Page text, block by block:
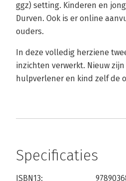
ggz) setting. Kinderen en
Durven. Ook is er online
ouders.
In deze volledig herziene
inzichten verwerkt. Nieuw
hulpverlener en kind zelf de
Specificaties
ISBN13: